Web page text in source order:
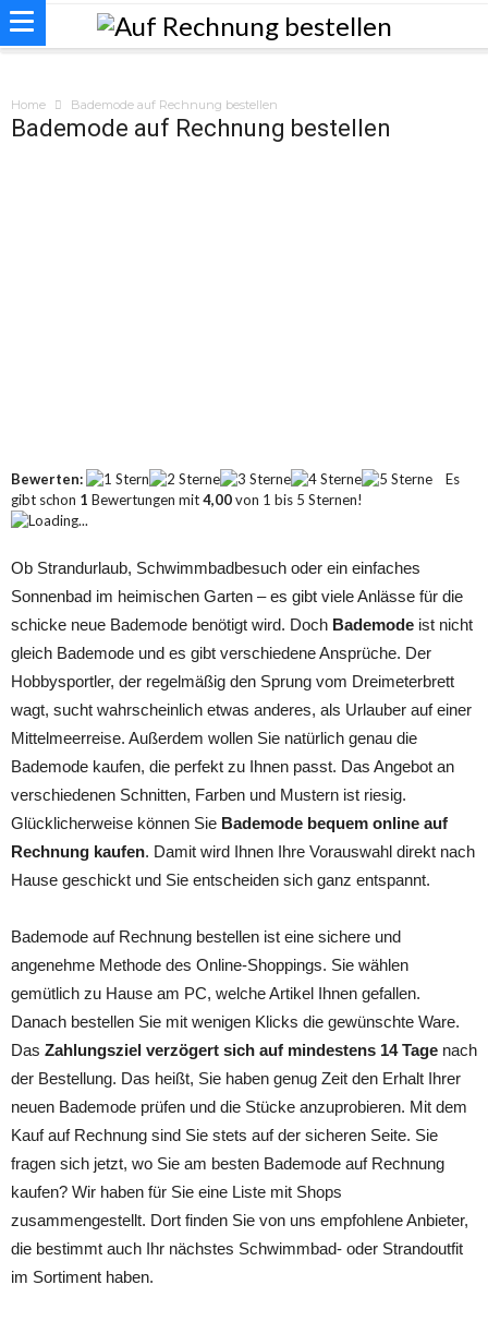
Home Bademode auf Rechnung bestellen
Bademode auf Rechnung bestellen
Bewerten:
Es
gibt schon 1 Bewertungen mit4,00von 1 bis 5 Sternen!
Loading...
Ob Strandurlaub, Schwimmbadbesuch oder ein einfaches
Sonnenbad im heimischen Garten – es gibt viele Anlässe für die
schicke neue Bademode benötigt wird. Doch Bademode ist nicht
gleich Bademode und es gibt verschiedene Ansprüche. Der
Hobbysportler, der regelmäßig den Sprung vom Dreimeterbrett
wagt, sucht wahrscheinlich etwas anderes, als Urlauber auf einer
Mittelmeerreise. Außerdem wollen Sie natürlich genau die
Bademode kaufen, die perfekt zu Ihnen passt. Das Angebot an
verschiedenen Schnitten, Farben und Mustern ist riesig.
Glücklicherweise können Sie Bademode bequem online auf
Rechnung kaufen. Damit wird Ihnen Ihre Vorauswahl direkt nach
Hause geschickt und Sie entscheiden sich ganz entspannt.
Bademode auf Rechnung bestellen ist eine sichere und
angenehme Methode des Online-Shoppings. Sie wählen
gemütlich zu Hause am PC, welche Artikel Ihnen gefallen.
Danach bestellen Sie mit wenigen Klicks die gewünschte Ware.
Das Zahlungsziel verzögert sich auf mindestens 14 Tage nach
der Bestellung. Das heißt, Sie haben genug Zeit den Erhalt Ihrer
neuen Bademode prüfen und die Stücke anzuprobieren. Mit dem
Kauf auf Rechnung sind Sie stets auf der sicheren Seite. Sie
fragen sich jetzt, wo Sie am besten Bademode auf Rechnung
kaufen? Wir haben für Sie eine Liste mit Shops
zusammengestellt. Dort finden Sie von uns empfohlene Anbieter,
die bestimmt auch Ihr nächstes Schwimmbad- oder Strandoutfit
im Sortiment haben.